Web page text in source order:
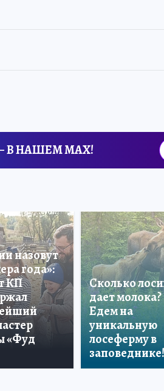
В НАШЕМ MAX!
назовут
года»:
КП
«Фуд
Сколько
дает молока?
Едем на
уникальную
лосеферму в
заповеднике!